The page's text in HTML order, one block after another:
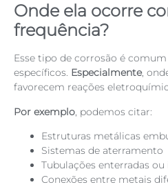
Onde ela ocorre
frequência?
Esse tipo de corrosão é
específicos. Especialmente,
favorecem reações
Por exemplo, podemos citar:
Estruturas metálicas
Sistemas de aterramento
Tubulações enterradas ou
Conexões entre metais